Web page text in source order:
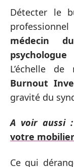
Détecter le
médecin
psychologue
L’échelle
Burnout
gravité du
A voir aussi :
votre
Ce qui